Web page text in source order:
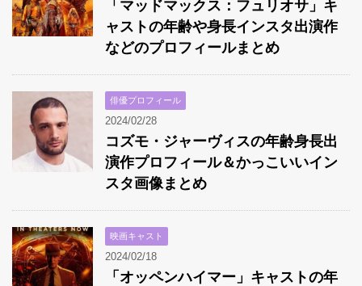
「マッドマックス：フュリオサ」キ
ャストの年齢や身長インスタ出演作
などのプロフィールまとめ
俳優プロフィール
2024/02/28
コズモ・ジャーヴィスの年齢身長出
演作プロフィール＆かっこいいイン
スタ画像まとめ
映画キャスト
2024/02/18
「オッペンハイマー」キャストの年